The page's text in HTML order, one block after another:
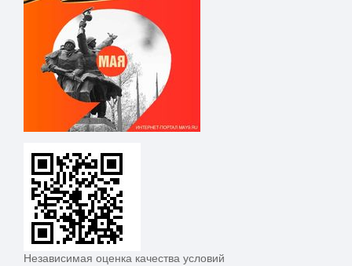
Независимая оценка качества условий